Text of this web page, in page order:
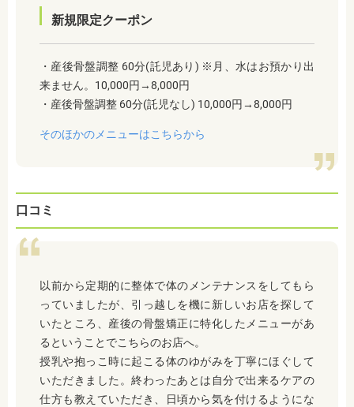
新規限定クーポン
・産後骨盤調整 60分(託児あり) ※月、水はお預かり出
来ません。10,000円→8,000円
・産後骨盤調整 60分(託児なし) 10,000円→8,000円
そのほかのメニューはこちらから
口コミ
以前から定期的に整体で体のメンテナンスをしてもら
っていましたが、引っ越しを機に新しいお店を探して
いたところ、産後の骨盤矯正に特化したメニューがあ
るということでこちらのお店へ。
授乳や抱っこ時に起こる体のゆがみを丁寧にほぐして
いただきました。終わったあとは自分で出来るケアの
仕方も教えていただき、日頃から気を付けるようにな